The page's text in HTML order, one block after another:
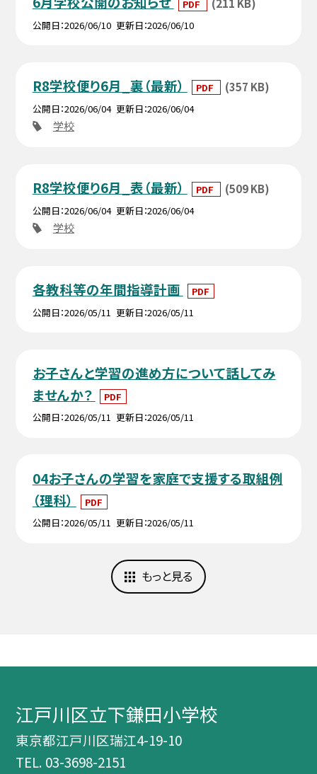
PDF
公開日 2026/06/10 更新日 2026/06/10
R8学校便り6月_裏（最新） PDF (357 KB)
公開日 2026/06/04 更新日 2026/06/04
学校
R8学校便り6月_表（最新） PDF (509 KB)
公開日 2026/06/04 更新日 2026/06/04
学校
各教科等の年間指導計画
PDF
公開日 2026/05/11 更新日 2026/05/11
お子さんと学習の進め方について話してみ
ませんか？
PDF
公開日 2026/05/11 更新日 2026/05/11
04お子さんの学習を家庭で支援する取組例
（理科）
PDF
公開日 2026/05/11 更新日 2026/05/11
もっと見る
江戸川区立下鎌田小学校
東京都江戸川区瑞江4-19-10
TEL. 03-3698-2151